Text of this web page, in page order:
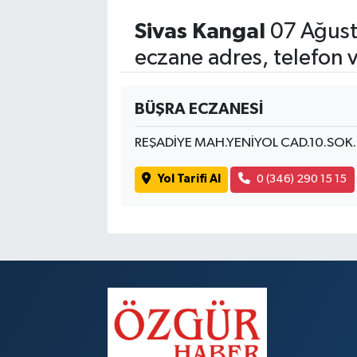
Sivas Kangal 07
eczane adres, telefon
BÜŞRA ECZANESİ
REŞADİYE MAH.YENİYOL
Yol Tarifi Al 0 (346) 290 15 15